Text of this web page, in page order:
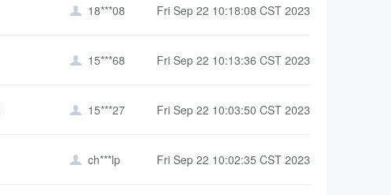
 18***08 Fri Sep 22 10:18:08 CST 2023
 15***68 Fri Sep 22 10:13:36 CST 2023
 15***27 Fri Sep 22 10:03:50 CST 2023
 ch***lp Fri Sep 22 10:02:35 CST 2023